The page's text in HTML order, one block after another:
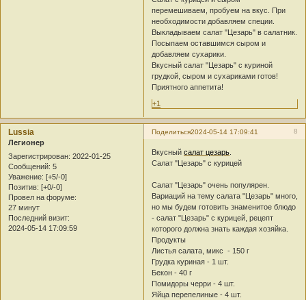
перемешиваем, пробуем на вкус. При
необходимости добавляем специи.
Выкладываем салат "Цезарь" в салатник.
Посыпаем оставшимся сыром и
добавляем сухарики.
Вкусный салат "Цезарь" с куриной
грудкой, сыром и сухариками готов!
Приятного аппетита!
+1
Поделиться 8
2024-05-14 17:09:41
Lussia
Легионер
Зарегистрирован: 2022-01-25
Сообщений: 5
Уважение: [+5/-0]
Позитив: [+0/-0]
Провел на форуме:
27 минут
Последний визит:
2024-05-14 17:09:59
Вкусныйсалат цезарь
Салат "Цезарь" с курицей
Салат "Цезарь" очень популярен.
Вариаций на тему салата "Цезарь" много,
но мы будем готовить знаменитое блюдо
- салат "Цезарь" с курицей, рецепт
которого должна знать каждая хозяйка.
Продукты
Листья салата, микс - 150 г
Грудка куриная - 1 шт.
Бекон - 40 г
Помидоры черри - 4 шт.
Яйца перепелиные - 4 шт.